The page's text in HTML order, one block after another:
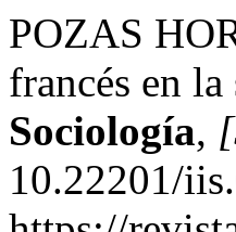
POZAS
francés en
Sociología,
10.22201/